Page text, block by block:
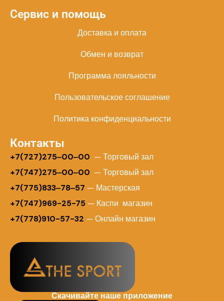
Сервис и помощь
Доставка и оплата
Обмен и возврат
Программа лояльности
Пользовательское соглашение
Политика конфиденциальности
Контакты
+7(727)275‒00‒00 — Торговый зал
+7(747)275‒00‒00 — Торговый зал
+7(775)833‒78‒57 — Мастерская
+7(747)969-25-75 — Каспи магазин
+7(778)910-57-32 — Онлайн магазин
Скачивайте наше приложение